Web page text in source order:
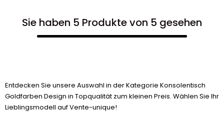
Sie haben 5 Produkte von 5 gesehen
Entdecken Sie unsere Auswahl in der Kategorie Konsolentisch
Goldfarben Design in Topqualität zum kleinen Preis. Wählen Sie Ihr
Lieblingsmodell auf Vente-unique!